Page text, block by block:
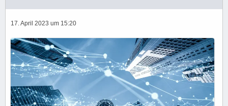
17. April 2023 um 15:20